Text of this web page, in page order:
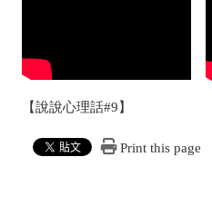
【說說心理話#9】
Print this page